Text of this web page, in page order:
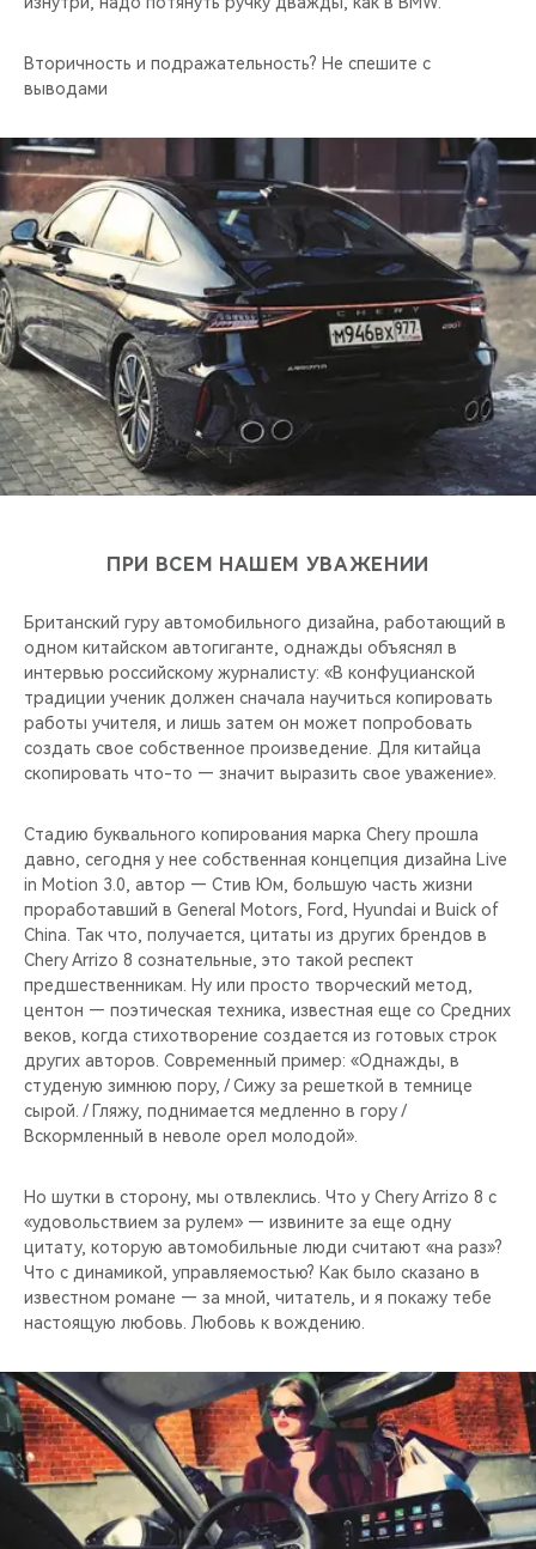
Вторичность и подражательность? Не спешите с
выводами
ПРИ ВСЕМ НАШЕМ УВАЖЕНИИ
Британский гуру автомобильного дизайна, работающий в
одном китайском автогиганте, однажды объяснял в
интервью российскому журналисту: «В конфуцианской
традиции ученик должен сначала научиться копировать
работы учителя, и лишь затем он может попробовать
создать свое собственное произведение. Для китайца
скопировать что-то — значит выразить свое уважение».
Стадию буквального копирования марка Chery прошла
давно, сегодня у нее собственная концепция дизайна Live
in Motion 3.0, автор — Стив Юм, большую часть жизни
проработавший в General Motors, Ford, Hyundai и Buick of
China. Так что, получается, цитаты из других брендов в
Chery Arrizo 8 сознательные, это такой респект
предшественникам. Ну или просто творческий метод,
центон — поэтическая техника, известная еще со Средних
веков, когда стихотворение создается из готовых строк
других авторов. Современный пример: «Однажды, в
студеную зимнюю пору, / Сижу за решеткой в темнице
сырой. / Гляжу, поднимается медленно в гору /
Вскормленный в неволе орел молодой».
Но шутки в сторону, мы отвлеклись. Что у Chery Arrizo 8 с
«удовольствием за рулем» — извините за еще одну
цитату, которую автомобильные люди считают «на раз»?
Что с динамикой, управляемостью? Как было сказано в
известном романе — за мной, читатель, и я покажу тебе
настоящую любовь. Любовь к вождению.